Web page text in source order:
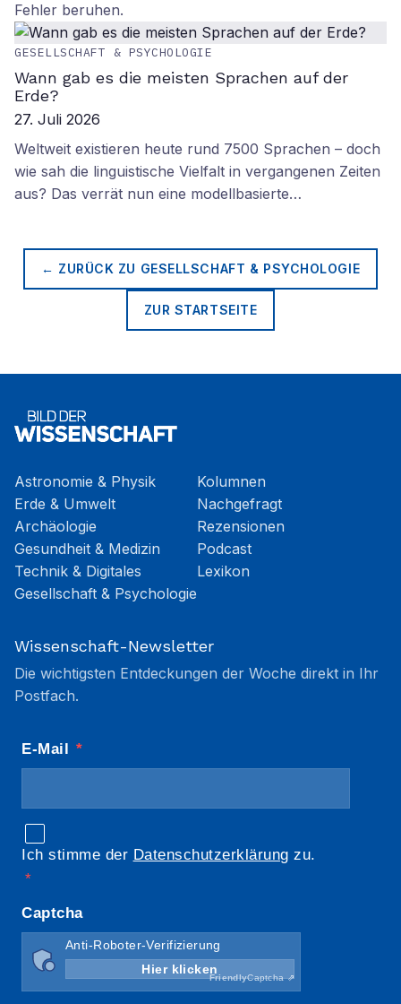
Fehler beruhen.
GESELLSCHAFT & PSYCHOLOGIE
Wann gab es die meisten Sprachen auf der
Erde?
27. Juli 2026
Weltweit existieren heute rund 7500 Sprachen – doch
wie sah die linguistische Vielfalt in vergangenen Zeiten
aus? Das verrät nun eine modellbasierte…
← ZURÜCK ZU GESELLSCHAFT & PSYCHOLOGIE
ZUR STARTSEITE
Astronomie & Physik
Erde & Umwelt
Archäologie
Gesundheit & Medizin
Technik & Digitales
Gesellschaft & Psychologie
Kolumnen
Nachgefragt
Rezensionen
Podcast
Lexikon
Wissenschaft-Newsletter
Die wichtigsten Entdeckungen der Woche direkt in Ihr
Postfach.